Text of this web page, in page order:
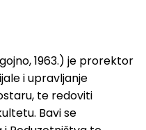
1963.) je prorektor
i upravljanje
te redoviti
Bavi se